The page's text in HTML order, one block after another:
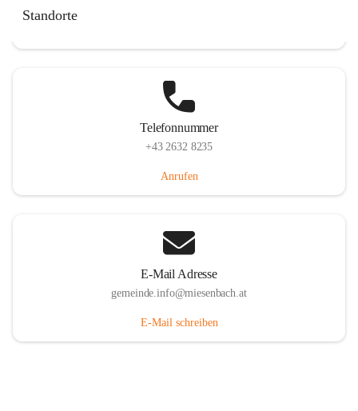
Standorte
Telefonnummer
+43 2632 8235
Anrufen
E-Mail Adresse
gemeinde.info@miesenbach.at
E-Mail schreiben